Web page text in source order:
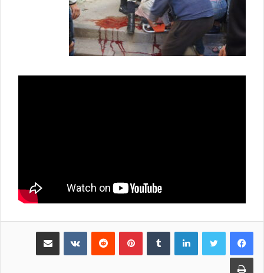
لينكدإن بينتيريست مشاركة عبر البريد
طباعة